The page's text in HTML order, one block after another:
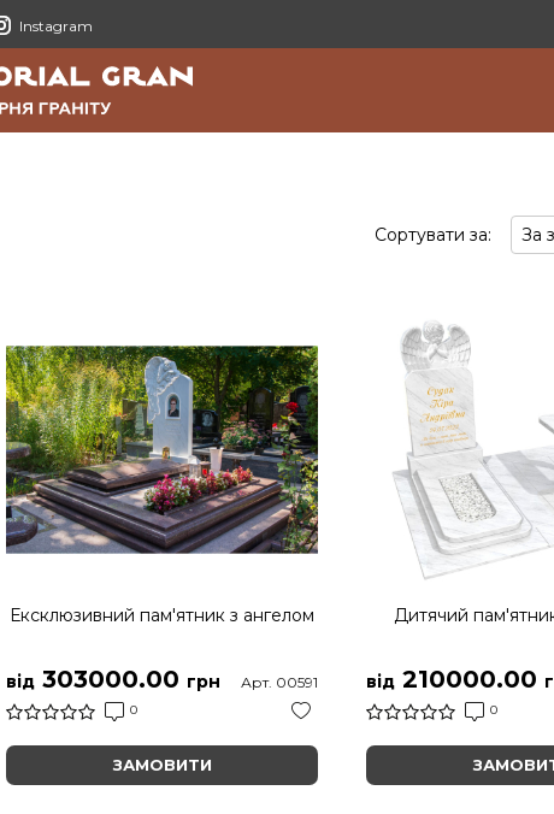
Instagram
Сортувати за:
Ексклюзивний пам'ятник з ангелом
від 303000.00 грн
0
Арт. 00591
ЗАМОВИТИ
Дитячий
від 210000.00
0